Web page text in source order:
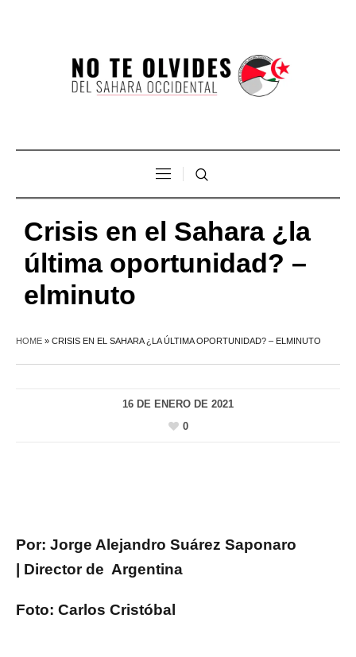
Crisis en el Sahara ¿la
última oportunidad? –
elminuto
HOME » CRISIS EN EL SAHARA ¿LA ÚLTIMA OPORTUNIDAD? – ELMINUTO
16 DE ENERO DE 2021
0
Por: Jorge Alejandro Suárez Saponaro
| Director de Argentina
Foto: Carlos Cristóbal